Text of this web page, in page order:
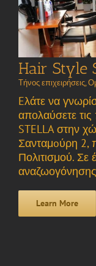
Hair Style
Τήνος επιχειρήσεις,
Eλάτε να
απολαύσετε
STELLA στην
Σανταμoύρη 2,
Πολιτισμού. Σε
Learn More